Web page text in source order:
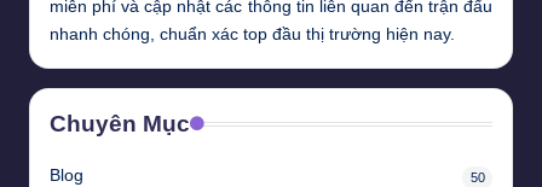
miễn phí và cập nhật các thông tin liên quan đến trận đấu
nhanh chóng, chuẩn xác top đầu thị trường hiện nay.
Chuyên Mục
Blog 50